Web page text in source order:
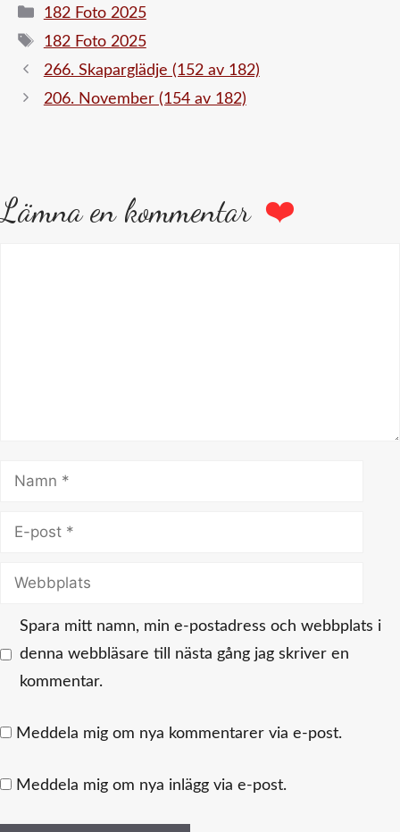
Kategorier
182 Foto 2025
Etiketter
182 Foto 2025
266. Skaparglädje (152 av 182)
206. November (154 av 182)
Lämna en kommentar
Namn
Webbplats
Spara mitt namn, min e-postadress och webbplats i
denna webbläsare till nästa gång jag skriver en
kommentar.
Meddela mig om nya kommentarer via e-post.
Meddela mig om nya inlägg via e-post.